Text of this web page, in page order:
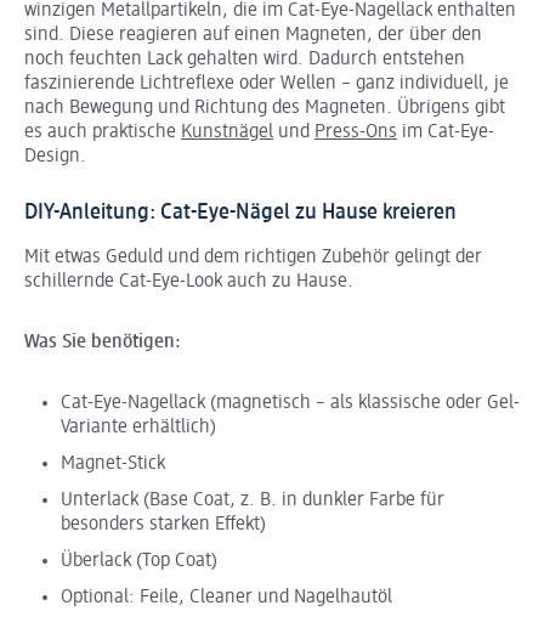
winzigen Metallpartikeln, die im Cat-Eye-Nagellack enthalten
sind. Diese reagieren auf einen Magneten, der über den
noch feuchten Lack gehalten wird. Dadurch entstehen
faszinierende Lichtreflexe oder Wellen – ganz individuell, je
nach Bewegung und Richtung des Magneten. Übrigens gibt
es auch praktische Kunstnägel und Press-Ons im Cat-Eye-
Design.
DIY-Anleitung: Cat-Eye-Nägel zu Hause kreieren
Mit etwas Geduld und dem richtigen Zubehör gelingt der
schillernde Cat-Eye-Look auch zu Hause.
Was Sie benötigen:
Cat-Eye-Nagellack (magnetisch – als klassische oder Gel-
Variante erhältlich)
Magnet-Stick
Unterlack (Base Coat, z. B. in dunkler Farbe für
besonders starken Effekt)
Überlack (Top Coat)
Optional: Feile, Cleaner und Nagelhautöl